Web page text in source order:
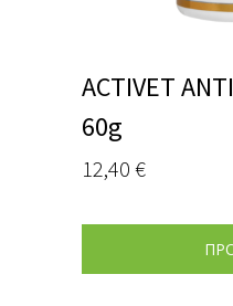
ACTIVET
60g
12,40 €